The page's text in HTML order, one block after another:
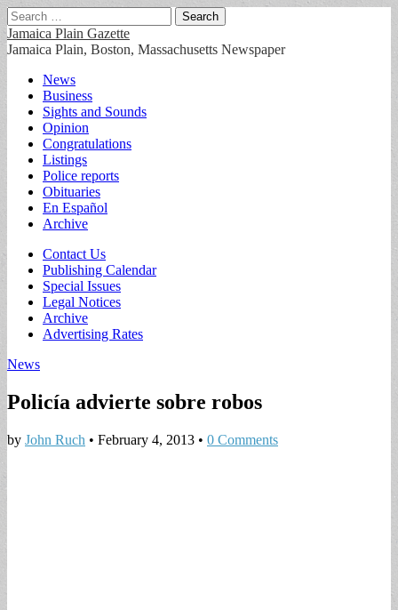
Search
for:
Jamaica Plain Gazette
Jamaica Plain, Boston, Massachusetts Newspaper
Main
menu
Skip
content
News
Business
Sights and Sounds
Opinion
Congratulations
Listings
Police reports
Obituaries
En Español
Archive
Sub
menu
Contact Us
Publishing Calendar
Special Issues
Legal Notices
Archive
Advertising Rates
News
Policía advierte sobre robos
by John Ruch • February 4, 2013 • 0 Comments